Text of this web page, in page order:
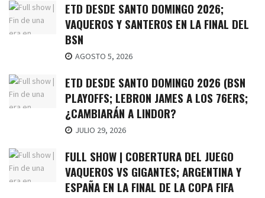
ETD DESDE SANTO DOMINGO 2026;
VAQUEROS Y SANTEROS EN LA FINAL DEL
BSN
AGOSTO 5, 2026
ETD DESDE SANTO DOMINGO 2026 (BSN
PLAYOFFS; LEBRON JAMES A LOS 76ERS;
¿CAMBIARÁN A LINDOR?
JULIO 29, 2026
FULL SHOW | COBERTURA DEL JUEGO
VAQUEROS VS GIGANTES; ARGENTINA Y
ESPAÑA EN LA FINAL DE LA COPA FIFA